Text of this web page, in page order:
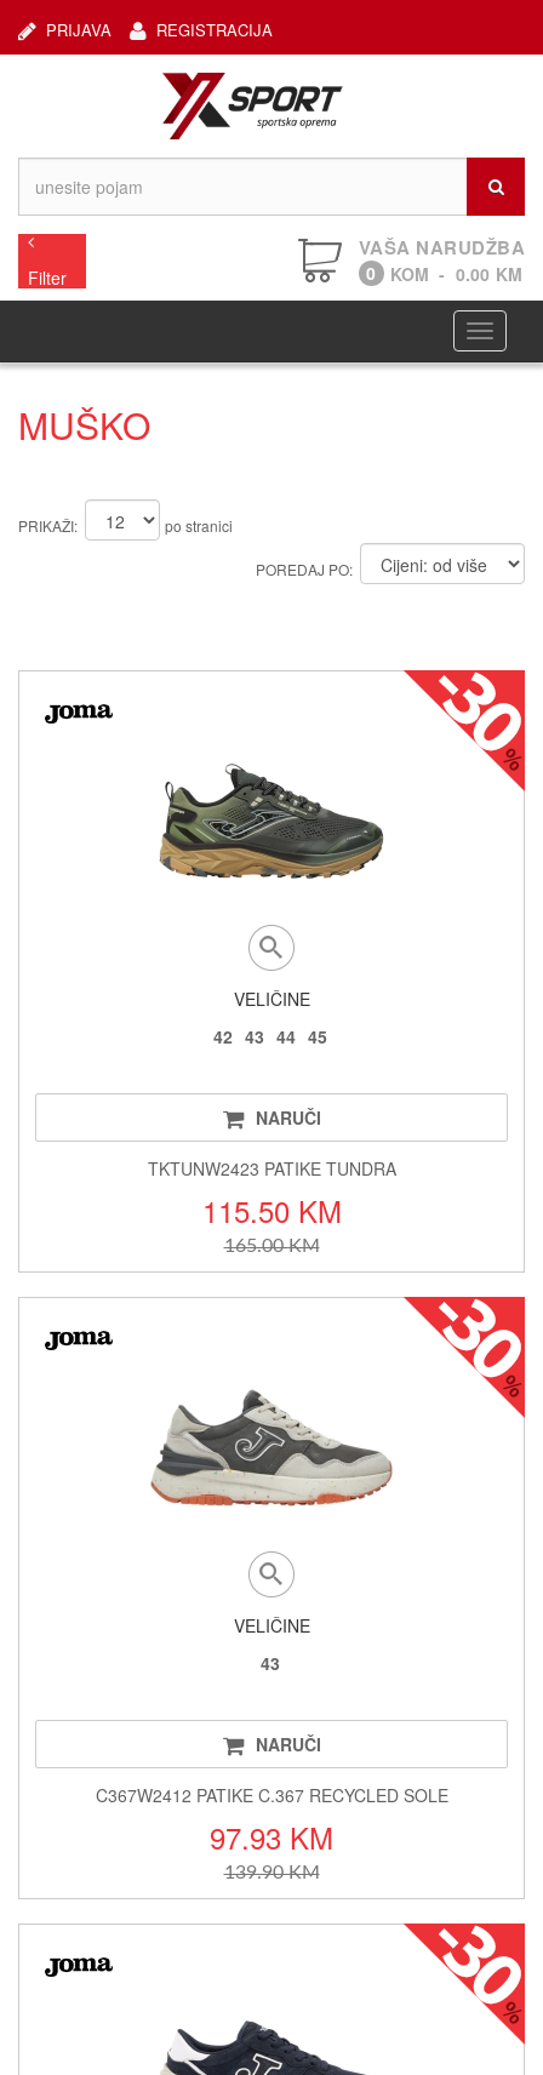
REGISTRACIJA
PRIJAVA
Filter
VAŠA NARUDŽBA
0 KOM - 0.00 KM
MUŠKO
PRIKAŽI: po stranici
POREDAJ PO:
VELIČINE
42 43 44 45
NARUČI
TKTUNW2423 PATIKE TUNDRA
115.50 KM
165.00 KM
VELIČINE
43
NARUČI
C367W2412 PATIKE C.367 RECYCLED SOLE
97.93 KM
139.90 KM